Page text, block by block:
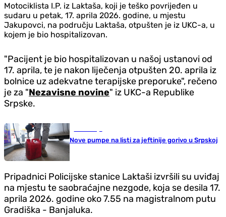
Motociklista I.P. iz Laktaša, koji je teško povrijeđen u
sudaru u petak, 17. aprila 2026. godine, u mjestu
Jakupovci, na području Laktaša, otpušten je iz UKC-a, u
kojem je bio hospitalizovan.
"Pacijent je bio hospitalizovan u našoj ustanovi od
17. aprila, te je nakon liječenja otpušten 20. aprila iz
bolnice uz adekvatne terapijske preporuke", rečeno
je za "Nezavisne novine" iz UKC-a Republike
Srpske.
Nove pumpe na listi za jeftinije gorivo u Srpskoj
Pripadnici Policijske stanice Laktaši izvršili su uviđaj
na mjestu te saobraćajne nezgode, koja se desila 17.
aprila 2026. godine oko 7.55 na magistralnom putu
Gradiška - Banjaluka.